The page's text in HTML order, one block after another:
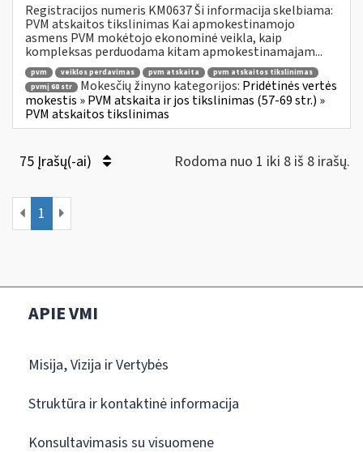
Registracijos numeris KM0637 Ši informacija skelbiama:
PVM atskaitos tikslinimas Kai apmokestinamojo
asmens PVM mokėtojo ekonominė veikla, kaip
kompleksas perduodama kitam apmokestinamajam...
pvm veiklos perdavimas pvm atskaita
pvm atskaitos tikslinimas
pvmį 68 str
Mokesčių žinyno kategorijos: Pridėtinės vertės
mokestis » PVM atskaita ir jos tikslinimas (57-69 str.) »
PVM atskaitos tikslinimas
75 Įrašų(-ai) Rodoma nuo 1 iki 8 iš 8 irašų.
1
APIE VMI
Misija, Vizija ir Vertybės
Struktūra ir kontaktinė informacija
Konsultavimasis su visuomene